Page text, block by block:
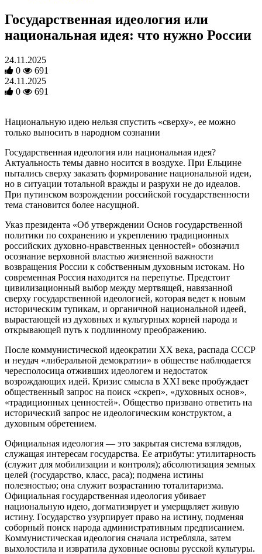
Государственная идеология или
национальная идея: что нужно России
24.11.2025
0
691
24.11.2025
0
691
Национальную идею нельзя спустить «сверху», ее можно
только выносить в народном сознании
Государственная идеология или национальная идея?
Актуальность темы давно носится в воздухе. При Ельцине
пытались сверху заказать формирование национальной идеи,
но в ситуации тотальной вражды и разрухи не до идеалов.
При путинском возрождении российской государственности
тема становится более насущной.
Указ президента «Об утверждении Основ государственной
политики по сохранению и укреплению традиционных
российских духовно-нравственных ценностей» обозначил
осознание верховной властью жизненной важности
возвращения России к собственным духовным истокам. Но
современная Россия находится на перепутье. Предстоит
цивилизационный выбор между мертвящей, навязанной
сверху государственной идеологией, которая ведет к новым
историческим тупикам, и органичной национальной идеей,
вырастающей из духовных и культурных корней народа и
открывающей путь к подлинному преображению.
После коммунистической идеократии ХХ века, распада СССР
и неудач «либеральной демократии» в обществе наблюдается
чересполосица отживших идеологем и недостаток
возрождающих идей. Кризис смысла в XXI веке пробуждает
общественный запрос на поиск «скреп», «духовных основ»,
«традиционных ценностей». Общество призвано ответить на
исторический запрос не идеологическим конструктом, а
духовным обретением.
Официальная идеология — это закрытая система взглядов,
служащая интересам государства. Ее атрибуты: утилитарность
(служит для мобилизации и контроля); абсолютизация земных
целей (государство, класс, раса); подмена истины
полезностью; она служит возрастанию тоталитаризма.
Официальная государственная идеология убивает
национальную идею, догматизирует и умерщвляет живую
истину. Государство узурпирует право на истину, подменяя
соборный поиск народа административным предписанием.
Коммунистическая идеология сначала истребляла, затем
выхолостила и извратила духовные основы русской культуры.